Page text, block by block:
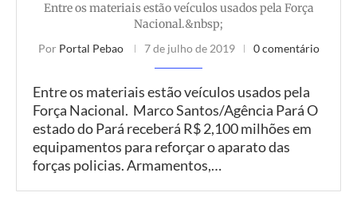
Entre os materiais estão veículos usados pela Força
Nacional.&nbsp;
Por Portal Pebao 7 de julho de 2019 0 comentário
Entre os materiais estão veículos usados pela
Força Nacional. Marco Santos/Agência Pará O
estado do Pará receberá R$ 2,100 milhões em
equipamentos para reforçar o aparato das
forças policias. Armamentos,…